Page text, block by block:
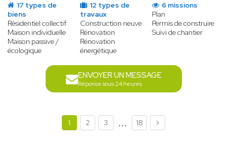
17 types de
biens
Résidentiel collectif
Maison individuelle
Maison passive /
écologique
12 types de
travaux
Construction neuve
Rénovation
Rénovation
énergétique
6 missions
Plan
Permis de construire
Suivi de chantier
ENVOYER UN MESSAGE
Réponse sous 24 heures
1 2 3 ... 18